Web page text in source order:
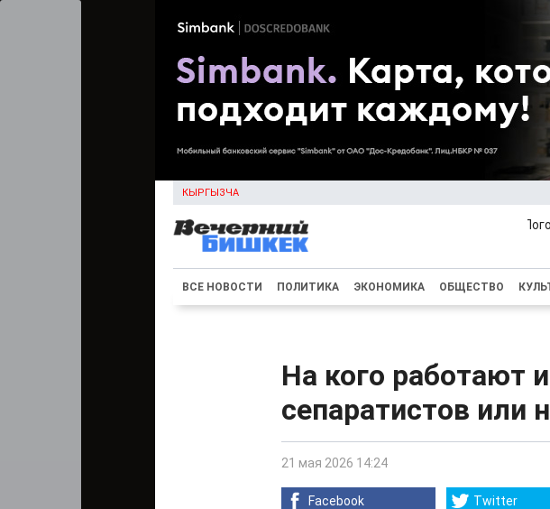
КЫРГЫЗЧА
ВСЕ НОВОСТИ ПОЛИТИКА ЭКОНОМИКА ОБЩЕСТВО
На кого работают
сепаратистов или
21 мая 2026 14:24
Facebook Twitter